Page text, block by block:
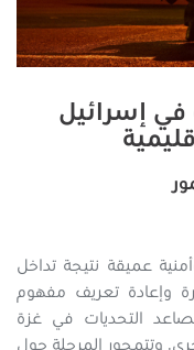
في إسرائيل
عميقة نتيجة تداخل
وإعادة تعريف مفهوم
التحديات في غزة
وتتمحور المرحلة حول